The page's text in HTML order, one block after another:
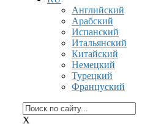
Английский
Арабский
Испанский
Итальянский
Китайский
Немецкий
Турецкий
Француский
X